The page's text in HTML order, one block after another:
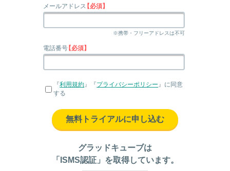
グラッドキューブは
「ISMS認証」を取得しています。
メールアドレス【必須】
※携帯・フリーアドレスは不可
電話番号【必須】
『利用規約』『プライバシーポリシー 』に同意
する
無料トライアルに申し込む